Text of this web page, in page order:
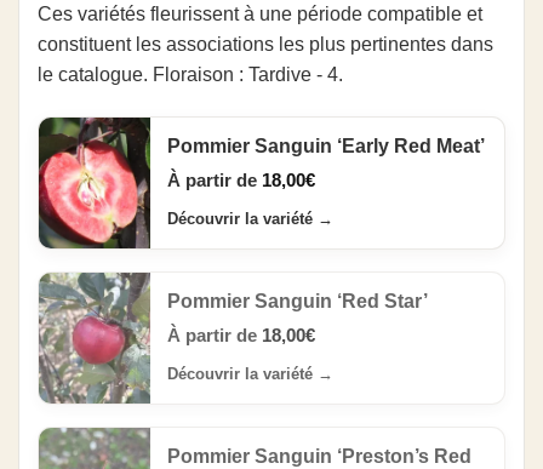
Ces variétés fleurissent à une période compatible et
constituent les associations les plus pertinentes dans
le catalogue. Floraison : Tardive - 4.
Pommier Sanguin ‘Early Red Meat’
À partir de 18,00€
Découvrir la variété →
Pommier Sanguin ‘Red Star’
À partir de 18,00€
Découvrir la variété →
Pommier Sanguin ‘Preston’s Red